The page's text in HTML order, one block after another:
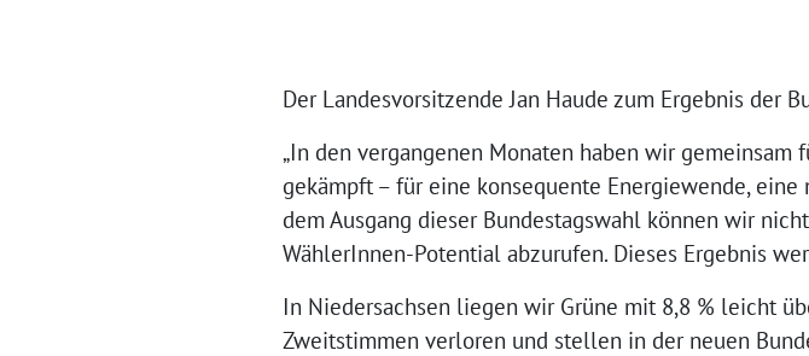
Der Landesvorsitzende Jan Haude zum Ergebnis der
„In den vergangenen Monaten haben wir gemeinsam
gekämpft – für eine konsequente Energiewende,
dem Ausgang dieser Bundestagswahl können wir
WählerInnen-Potential abzurufen. Dieses Ergebnis
In Niedersachsen liegen wir Grüne mit 8,8 % leicht
Zweitstimmen verloren und stellen in der neuen